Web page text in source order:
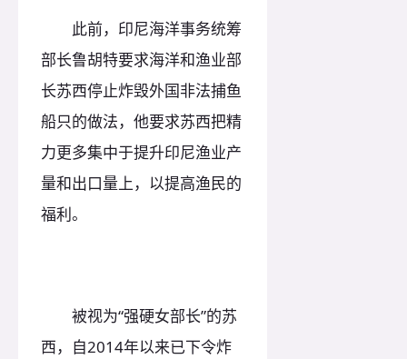
此前，印尼海洋事务统筹
部长鲁胡特要求海洋和渔业部
长苏西停止炸毁外国非法捕鱼
船只的做法，他要求苏西把精
力更多集中于提升印尼渔业产
量和出口量上，以提高渔民的
福利。
被视为“强硬女部长”的苏
西，自2014年以来已下令炸